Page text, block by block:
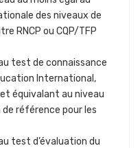
des niveaux de
RNCP ou CQP/TFP
test de connaissance
International,
équivalant au niveau
de référence pour les
test d’évaluation du